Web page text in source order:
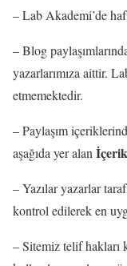
– Lab Akademi’de
– Blog
yazarlarımıza aittir.
etmemektedir.
– Paylaşım
aşağıda yer alan İçerik
– Yazılar yazarlar
kontrol edilerek en
– Sitemiz telif hakları